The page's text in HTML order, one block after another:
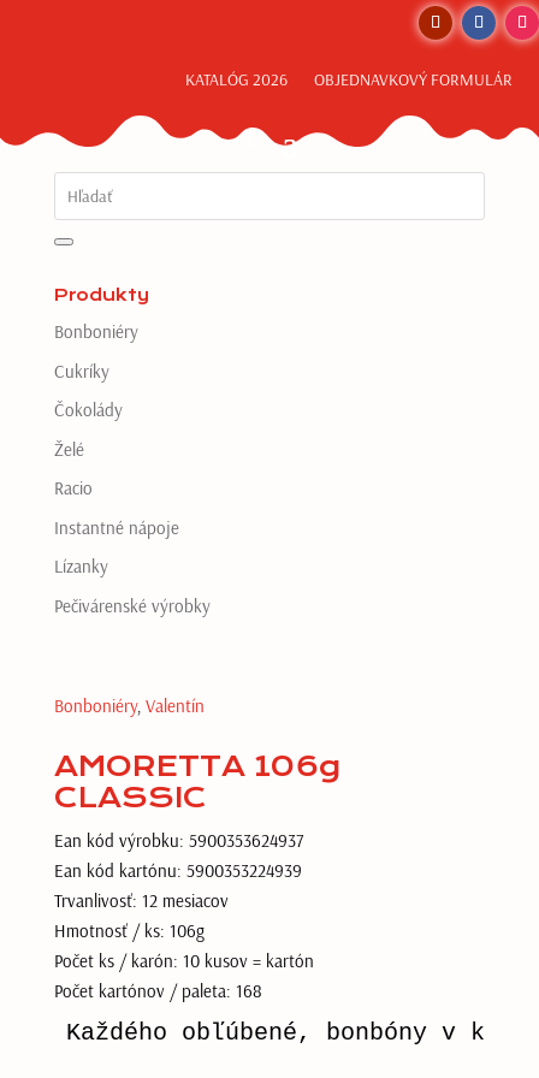
KATALÓG 2026 OBJEDNAVKOVÝ FORMULÁR
Produkty
Bonboniéry
Cukríky
Čokolády
Želé
Racio
Instantné nápoje
Lízanky
Pečivárenské výrobky
Bonboniéry, Valentín
AMORETTA 106g
CLASSIC
Ean kód výrobku: 5900353624937
Ean kód kartónu: 5900353224939
Trvanlivosť: 12 mesiacov
Hmotnosť / ks: 106g
Počet ks / karón: 10 kusov = kartón
Počet kartónov / paleta: 168
Každého obľúbené, bonbóny v